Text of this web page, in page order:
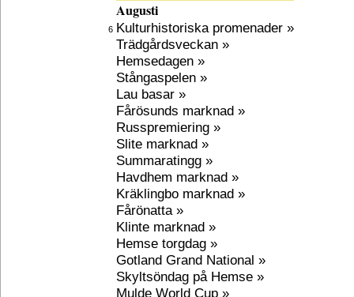
Augusti
6 Kulturhistoriska promenader »
Trädgårdsveckan »
Hemsedagen »
Stångaspelen »
Lau basar »
Fårösunds marknad »
Russpremiering »
Slite marknad »
Summaratingg »
Havdhem marknad »
Kräklingbo marknad »
Fårönatta »
Klinte marknad »
Hemse torgdag »
Gotland Grand National »
Skyltsöndag på Hemse »
Mulde World Cup »